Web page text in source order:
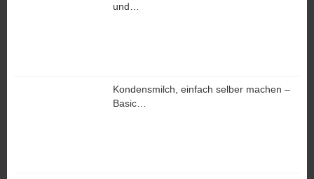
und…
Kondensmilch, einfach selber machen –
Basic…